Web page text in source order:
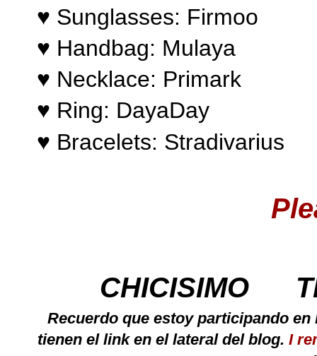
♥ Sunglasses: Firmoo
♥ Handbag: Mulaya
♥ Necklace: Primark
♥ Ring: DayaDay
♥ Bracelets: Stradivarius
CHICISIMO
Recuerdo que estoy participando
tienen el link en el lateral del blog. I